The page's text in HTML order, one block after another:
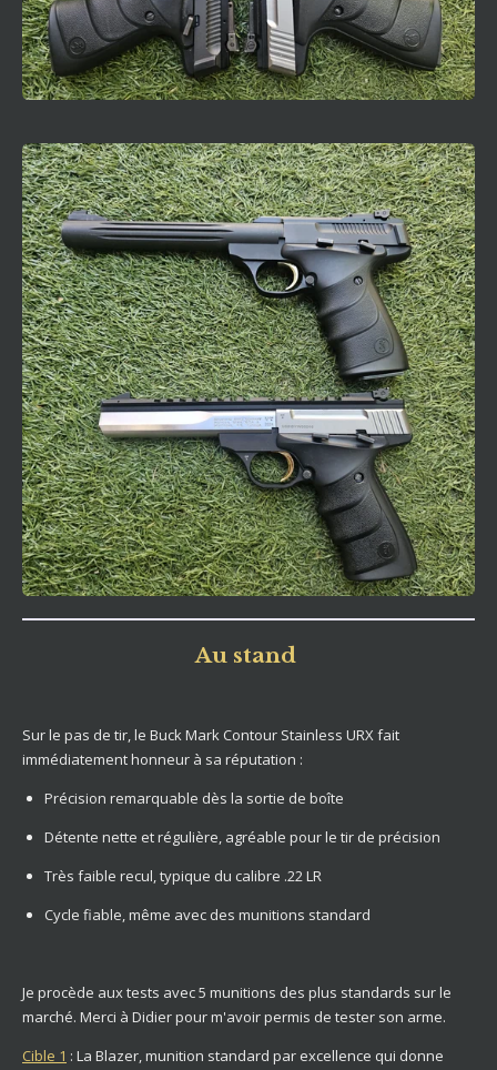
Au stand
Sur le pas de tir, le Buck Mark Contour Stainless URX fait
immédiatement honneur à sa réputation :
Précision remarquable dès la sortie de boîte
Détente nette et régulière, agréable pour le tir de précision
Très faible recul, typique du calibre .22 LR
Cycle fiable, même avec des munitions standard
Je procède aux tests avec 5 munitions des plus standards sur le
marché. Merci à Didier pour m'avoir permis de tester son arme.
Cible 1 : La Blazer, munition standard par excellence qui donne